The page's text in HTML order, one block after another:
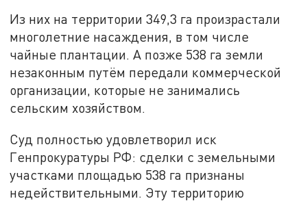
Из них на территории 349,3 га произрастали
многолетние насаждения, в том числе
чайные плантации. А позже 538 га земли
незаконным путём передали коммерческой
организации, которые не занимались
сельским хозяйством.
Суд полностью удовлетворил иск
Генпрокуратуры РФ: сделки с земельными
участками площадью 538 га признаны
недействительными. Эту территорию